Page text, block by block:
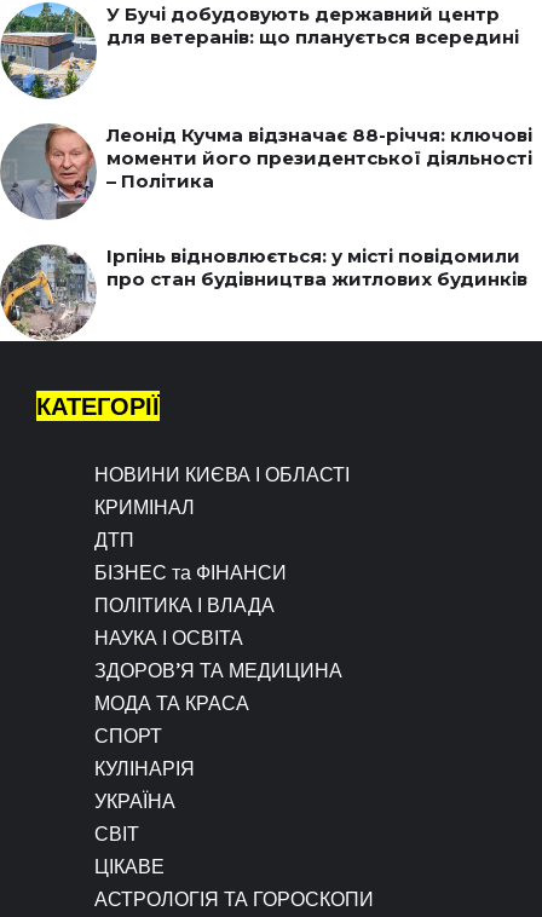
У Бучі добудовують державний центр
для ветеранів: що планується всередині
Леонід Кучма відзначає 88-річчя: ключові
моменти його президентської діяльності
– Політика
Ірпінь відновлюється: у місті повідомили
про стан будівництва житлових будинків
КАТЕГОРІЇ
НОВИНИ КИЄВА І ОБЛАСТІ
КРИМІНАЛ
ДТП
БІЗНЕС та ФІНАНСИ
ПОЛІТИКА І ВЛАДА
НАУКА І ОСВІТА
ЗДОРОВ’Я ТА МЕДИЦИНА
МОДА ТА КРАСА
СПОРТ
КУЛІНАРІЯ
УКРАЇНА
СВІТ
ЦІКАВЕ
АСТРОЛОГІЯ ТА ГОРОСКОПИ